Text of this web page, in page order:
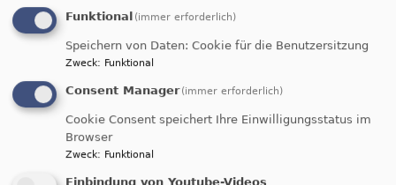
Versprochen wird mehr Sicherheit durch
verstärkten militärischen Schutz. „Aber ist
Frieden durch Waffen, ist Frieden durch
Auch diese Fragestellung möchte die
Ökumenische FriedensDekade im kommenden
Jahr mit dem Motto „
aufgreifen und Angebote machen, wie die
Resilienz der Menschen angesichts eines
Funktional (immer erforderlich)
Speichern von Daten: Cookie für die Benutzersitzung
Zweck: Funktional
Consent Manager (immer erforderlich)
Cookie Consent speichert Ihre Einwilligungsstatus im
Browser
Zweck: Funktional
Einbindung von Youtube-Videos